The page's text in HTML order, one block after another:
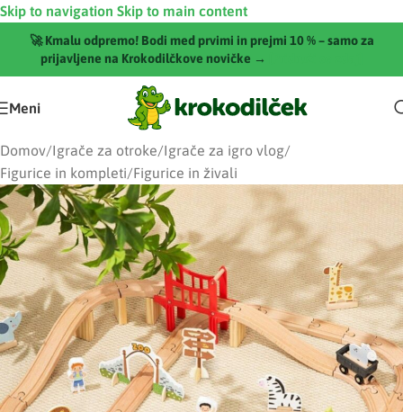
Skip to navigation Skip to main content
🚀 Kmalu odpremo! Bodi med prvimi in prejmi 10 % – samo za
prijavljene na Krokodilčkove novičke →
Meni
Domov/Igrače za otroke/Igrače za igro vlog/
Figurice in kompleti/Figurice in živali